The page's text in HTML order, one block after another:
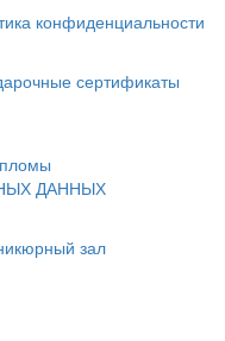
конфиденциальности
сертификаты
ДАННЫХ
зал